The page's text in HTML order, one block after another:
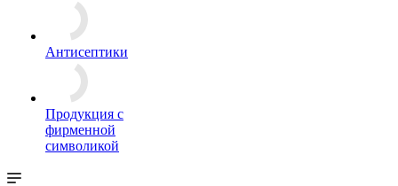
Антисептики
Продукция с
фирменной
символикой